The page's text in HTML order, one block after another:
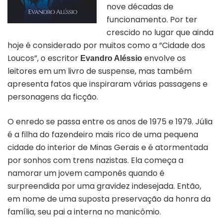
nove décadas de
funcionamento. Por ter
crescido no lugar que ainda
hoje é considerado por muitos como a “Cidade dos
Loucos”, o escritor Evandro Aléssio envolve os
leitores em um livro de suspense, mas também
apresenta fatos que inspiraram várias passagens e
personagens da ficção.
O enredo se passa entre os anos de 1975 e 1979. Júlia
é a filha do fazendeiro mais rico de uma pequena
cidade do interior de Minas Gerais e é atormentada
por sonhos com trens nazistas. Ela começa a
namorar um jovem camponês quando é
surpreendida por uma gravidez indesejada. Então,
em nome de uma suposta preservação da honra da
família, seu pai a interna no manicômio.